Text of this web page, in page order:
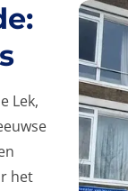
Lek,
het